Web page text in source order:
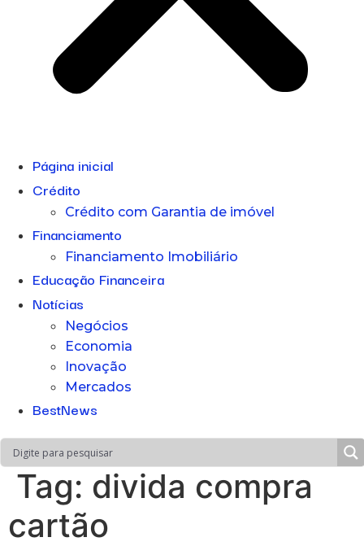
Página inicial
Crédito
Crédito com Garantia de imóvel
Financiamento
Financiamento Imobiliário
Educação Financeira
Notícias
Negócios
Economia
Inovação
Mercados
BestNews
Tag: divida compra
cartão